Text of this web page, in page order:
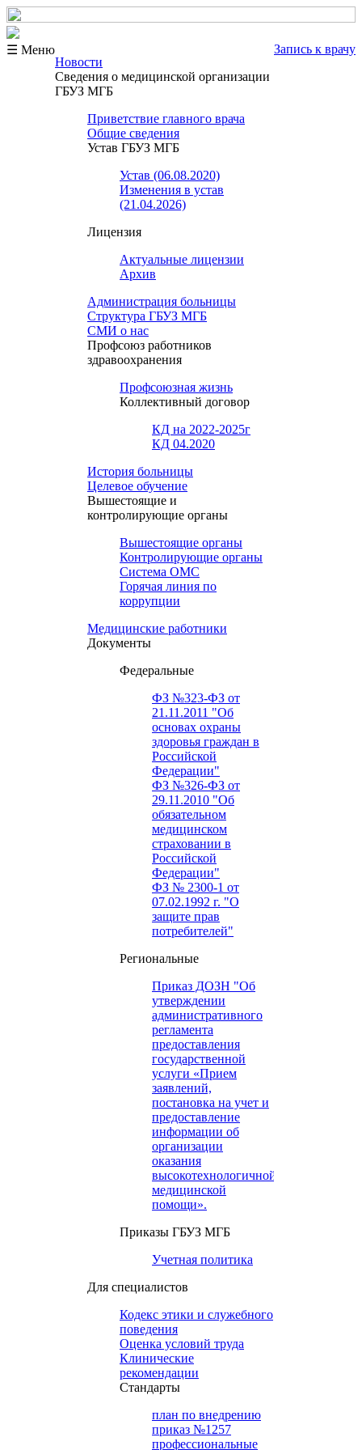
☰ Меню
Запись к врачу
Новости
Сведения о медицинской организации
ГБУЗ МГБ
Приветствие главного врача
Общие сведения
Устав ГБУЗ МГБ
Устав (06.08.2020)
Изменения в устав
(21.04.2026)
Лицензия
Актуальные лицензии
Архив
Администрация больницы
Структура ГБУЗ МГБ
СМИ о нас
Профсоюз работников
здравоохранения
Профсоюзная жизнь
Коллективный договор
КД на 2022-2025г
КД 04.2020
История больницы
Целевое обучение
Вышестоящие и
контролирующие органы
Вышестоящие органы
Контролирующие органы
Система ОМС
Горячая линия по
коррупции
Медицинские работники
Документы
Федеральные
ФЗ №323-ФЗ от
21.11.2011 "Об
основах охраны
здоровья граждан в
Российской
Федерации"
ФЗ №326-ФЗ от
29.11.2010 "Об
обязательном
медицинском
страховании в
Российской
Федерации"
ФЗ № 2300-1 от
07.02.1992 г. "О
защите прав
потребителей"
Региональные
Приказ ДОЗН "Об
утверждении
административного
регламента
предоставления
государственной
услуги «Прием
заявлений,
постановка на учет и
предоставление
информации об
организации
оказания
высокотехнологичной
медицинской
помощи».
Приказы ГБУЗ МГБ
Учетная политика
Для специалистов
Кодекс этики и служебного
поведения
Оценка условий труда
Клинические
рекомендации
Cтандарты
план по внедрению
приказ №1257
профессиональные